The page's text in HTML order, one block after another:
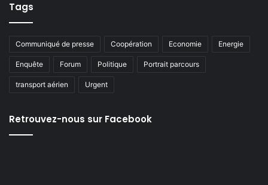
Tags
Communiqué de presse Coopération Economie Energie
Enquête Forum Politique Portrait parcours
transport aérien Urgent
Retrouvez-nous sur Facebook